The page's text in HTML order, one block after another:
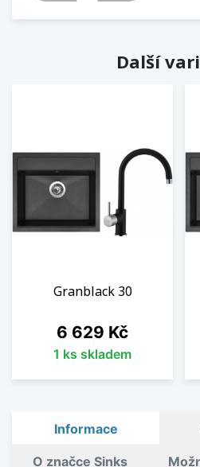
Další
Granblack 30
Cena
6 629 Kč
1 ks skladem
Informace
O značce Sinks